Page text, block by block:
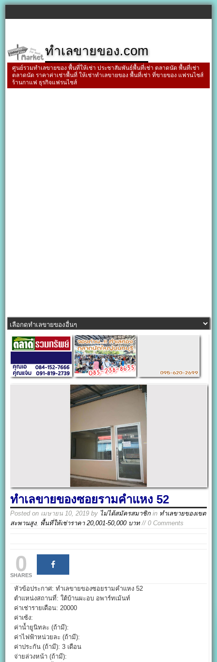
ทำเลขายของ.com
ศูนย์รวมทำเลขายของ พื้นที่ให้เช่า ประชาสัมพันธ์พื้นที่เช่า ตลาดนัด พื้นที่เช่า
ตลาดนัด ราคาค่าเช่าพื้นที่ ให้เช่าทำเลขายของ พื้นที่เช่า ที่ขายของ แฟรนไชส์
ร้านกาแฟ ธุรกิจแฟรนไชส์
ทำเลขายของซอยรามคำแหง 52
Posted on เมษายน 10, 2019 by ไม่ได้สมัครสมาชิก in ทำเลขายของเขต
สะพานสูง, พื้นที่ให้เช่าราคา 20,001-50,000 บาท// 0 Comments
0
SHARES
หัวข้อประกาศ: ทำเลขายของซอยรามคำแหง 52
ตำแหน่งสถานที่: ใต้บ้านผะอบ อพาร์ทเม้นท์
ค่าเช่ารายเดือน: 20000
ค่าเซ้ง:
ค่าน้ำยูนิทละ (ถ้ามี):
ค่าไฟฟ้าหน่วยละ (ถ้ามี):
ค่าประกัน (ถ้ามี): 3 เดือน
จ่ายล่วงหน้า (ถ้ามี):